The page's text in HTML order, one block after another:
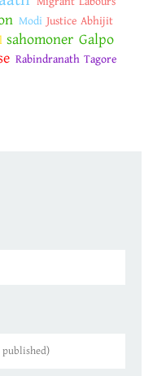
Modi Justice Abhijit
sahomoner Galpo
Rabindranath Tagore